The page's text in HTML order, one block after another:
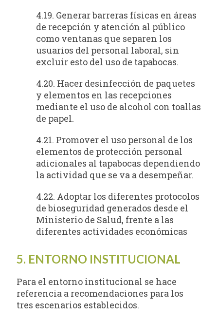
4.19. Generar barreras físicas en áreas
de recepción y atención al público
como ventanas que separen los
usuarios del personal laboral, sin
excluir esto del uso de tapabocas.
4.20. Hacer desinfección de paquetes
y elementos en las recepciones
mediante el uso de alcohol con toallas
de papel.
4.21. Promover el uso personal de los
elementos de protección personal
adicionales al tapabocas dependiendo
la actividad que se va a desempeñar.
4.22. Adoptar los diferentes protocolos
de bioseguridad generados desde el
Ministerio de Salud, frente a las
diferentes actividades económicas
5. ENTORNO INSTITUCIONAL
Para el entorno institucional se hace
referencia a recomendaciones para los
tres escenarios establecidos.